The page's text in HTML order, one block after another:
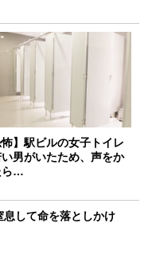
怖】駅ビルの女子トイレ
男がいたため、声をか
ら…
息して命を落としかけ